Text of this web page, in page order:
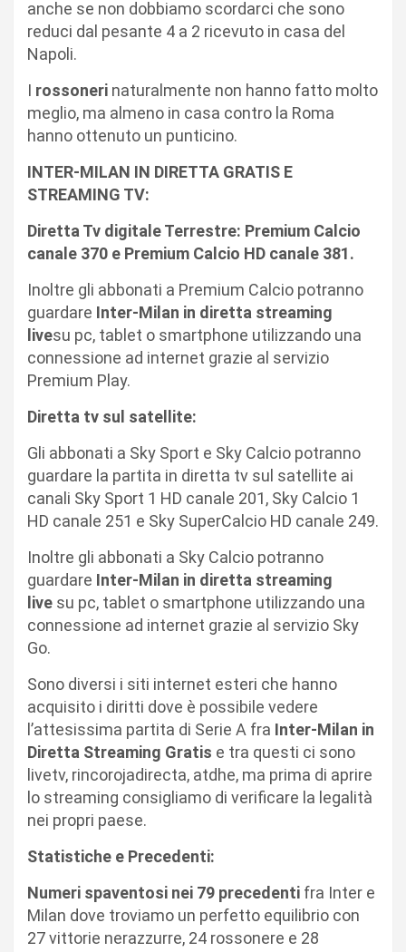
anche se non dobbiamo scordarci che sono
reduci dal pesante 4 a 2 ricevuto in casa del
Napoli.
I rossoneri naturalmente non hanno fatto molto
meglio, ma almeno in casa contro la Roma
hanno ottenuto un punticino.
INTER-MILAN IN DIRETTA GRATIS E
STREAMING TV:
Diretta Tv digitale Terrestre: Premium Calcio
canale 370 e Premium Calcio HD canale 381.
Inoltre gli abbonati a Premium Calcio potranno
guardare Inter-Milan in diretta streaming
livesu pc, tablet o smartphone utilizzando una
connessione ad internet grazie al servizio
Premium Play.
Diretta tv sul satellite:
Gli abbonati a Sky Sport e Sky Calcio potranno
guardare la partita in diretta tv sul satellite ai
canali Sky Sport 1 HD canale 201, Sky Calcio 1
HD canale 251 e Sky SuperCalcio HD canale 249.
Inoltre gli abbonati a Sky Calcio potranno
guardare Inter-Milan in diretta streaming
live su pc, tablet o smartphone utilizzando una
connessione ad internet grazie al servizio Sky
Go.
Sono diversi i siti internet esteri che hanno
acquisito i diritti dove è possibile vedere
l’attesissima partita di Serie A fra Inter-Milan in
Diretta Streaming Gratis e tra questi ci sono
livetv, rincorojadirecta, atdhe, ma prima di aprire
lo streaming consigliamo di verificare la legalità
nei propri paese.
Statistiche e Precedenti:
Numeri spaventosi nei 79 precedenti fra Inter e
Milan dove troviamo un perfetto equilibrio con
27 vittorie nerazzurre, 24 rossonere e 28